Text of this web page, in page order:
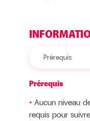
Prérequis
Prérequis
Aucun niveau
requis pour